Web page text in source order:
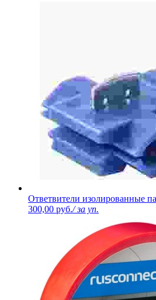
Ответвители изолированные
300,00 руб./ за уп.